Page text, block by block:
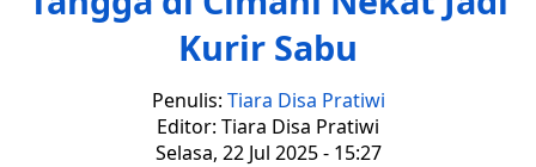
Kurir Sabu
Penulis: Tiara Disa Pratiwi
Editor: Tiara Disa Pratiwi
Selasa, 22 Jul 2025 - 15:27